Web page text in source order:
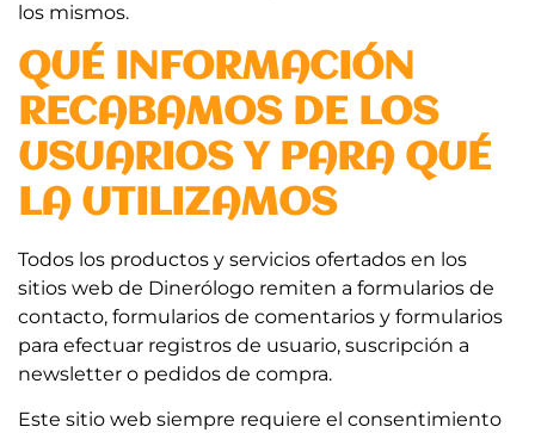
los mismos.
QUÉ INFORMACIÓN
RECABAMOS DE LOS
USUARIOS Y PARA QUÉ
LA UTILIZAMOS
Todos los productos y servicios ofertados en los
sitios web de Dinerólogo remiten a formularios de
contacto, formularios de comentarios y formularios
para efectuar registros de usuario, suscripción a
newsletter o pedidos de compra.
Este sitio web siempre requiere el consentimiento